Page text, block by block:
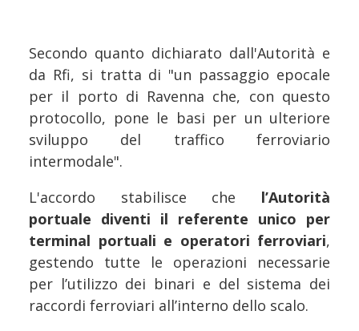
Secondo quanto dichiarato dall'Autorità e
da Rfi, si tratta di "un passaggio epocale
per il porto di Ravenna che, con questo
protocollo, pone le basi per un ulteriore
sviluppo del traffico ferroviario
intermodale".
L'accordo stabilisce che l’Autorità
portuale diventi il referente unico per
terminal portuali e operatori ferroviari,
gestendo tutte le operazioni necessarie
per l’utilizzo dei binari e del sistema dei
raccordi ferroviari all’interno dello scalo.